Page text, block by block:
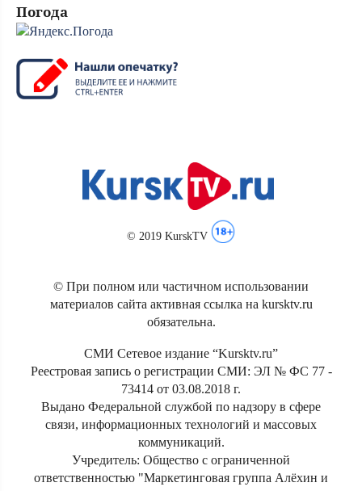
Погода
© 2019 KurskTV
© При полном или частичном использовании
материалов сайта активная ссылка на kursktv.ru
обязательна.
СМИ Сетевое издание “Kursktv.ru”
Реестровая запись о регистрации СМИ: ЭЛ № ФС 77 -
73414 от 03.08.2018 г.
Выдано Федеральной службой по надзору в сфере
связи, информационных технологий и массовых
коммуникаций.
Учредитель: Общество с ограниченной
ответственностью "Маркетинговая группа Алёхин и